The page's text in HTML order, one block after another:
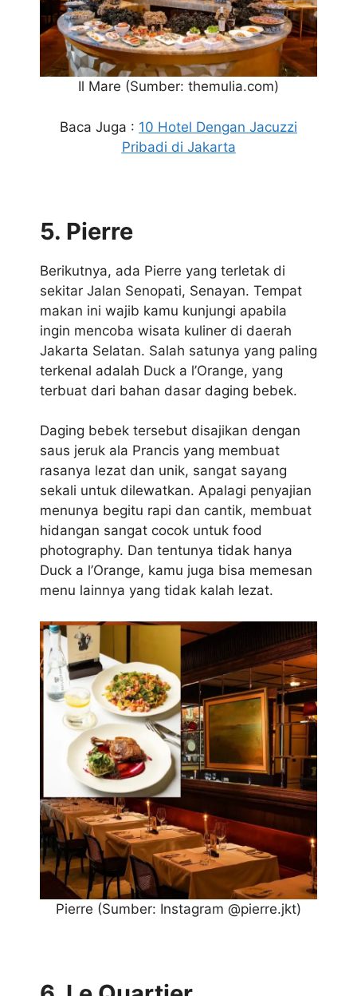
Il Mare (Sumber: themulia.com)
Baca Juga : 10 Hotel Dengan Jacuzzi
Pribadi di Jakarta
5. Pierre
Berikutnya, ada Pierre yang terletak di
sekitar Jalan Senopati, Senayan. Tempat
makan ini wajib kamu kunjungi apabila
ingin mencoba wisata kuliner di daerah
Jakarta Selatan. Salah satunya yang paling
terkenal adalah Duck a l’Orange, yang
terbuat dari bahan dasar daging bebek.
Daging bebek tersebut disajikan dengan
saus jeruk ala Prancis yang membuat
rasanya lezat dan unik, sangat sayang
sekali untuk dilewatkan. Apalagi penyajian
menunya begitu rapi dan cantik, membuat
hidangan sangat cocok untuk food
photography. Dan tentunya tidak hanya
Duck a l’Orange, kamu juga bisa memesan
menu lainnya yang tidak kalah lezat.
Pierre (Sumber: Instagram @pierre.jkt)